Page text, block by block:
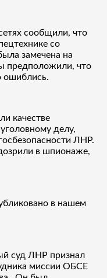
сообщили, что
со
замечена на
предположили, что
ошиблись.
качестве
делу,
ЛНР.
в шпионаже,
в нашем
суд ЛНР признал
миссии ОБСЕ